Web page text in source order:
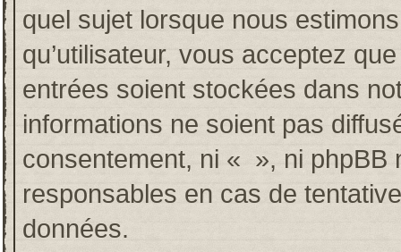
quel sujet lorsque nous
qu’utilisateur, vous acceptez
entrées soient stockées dans
informations ne soient pas
consentement, ni « », ni phpBB
responsables en cas de
données.